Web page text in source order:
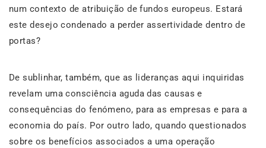
num contexto de atribuição de fundos europeus. Estará
este desejo condenado a perder assertividade dentro de
portas?
De sublinhar, também, que as lideranças aqui inquiridas
revelam uma consciência aguda das causas e
consequências do fenómeno, para as empresas e para a
economia do país. Por outro lado, quando questionados
sobre os benefícios associados a uma operação